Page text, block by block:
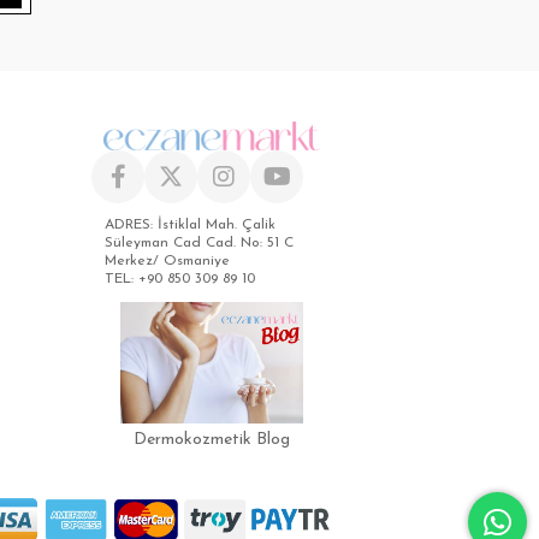
ADRES: İstiklal Mah. Çalik
Süleyman Cad Cad. No: 51 C
Merkez/ Osmaniye
TEL: +90 850 309 89 10
Dermokozmetik Blog